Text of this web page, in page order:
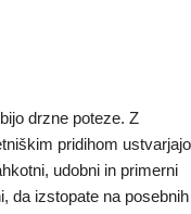
drzne poteze. Z
pridihom ustvarjajo
udobni in primerni
da izstopate na posebnih